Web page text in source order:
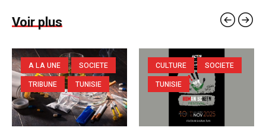
Voir plus
A LA UNE
SOCIETE
TRIBUNE
TUNISIE
CULTURE
SOCIETE
TUNISIE